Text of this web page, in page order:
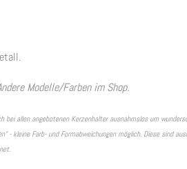
Modelle/Farben im Shop.
bei allen angebotenen Kerzenhalter ausnahmslos um
- kleine Farb- und Formabweichungen möglich. Diese sind